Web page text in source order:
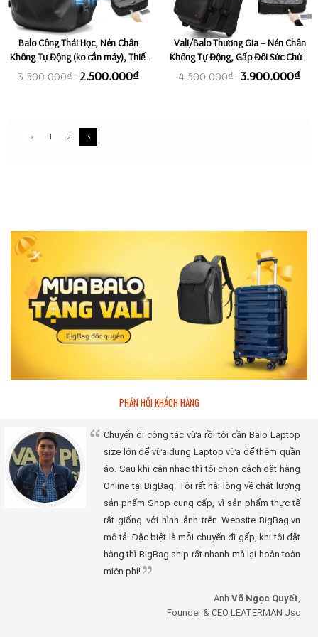
Balo Công Thái Học, Nén Chân
Không Tự Động (ko cần máy), Thiết
Kế Hiện Đại & Sang Trọng, Chống
3.500.000₫ 2.500.000₫
Vali/Balo Thương Gia – Nén Chân
Không Tự Động, Gấp Đôi Sức Chứa,
Chuẩn Kích Thước Xách Tay ROKIN
4.500.000₫ 3.900.000₫
« 1 2 3
PHẢN HỒI KHÁCH HÀNG
Chuyến đi công tác vừa rồi tôi cần Balo Laptop
size lớn để vừa đựng Laptop vừa để thêm quần
áo. Sau khi cân nhắc thì tôi chọn cách đặt hàng
Online tại BigBag. Tôi rất hài lòng về chất lượng
sản phẩm Shop cung cấp, vì sản phẩm thực tế
rất giống với hình ảnh trên Website BigBag.vn
mô tả. Đặc biệt là mỗi chuyến đi gấp, khi tôi đặt
hàng thì BigBag ship rất nhanh mà lại hoàn toàn
miễn phí!
Anh Võ Ngọc Quyết
Founder & CEO LEATERMAN Jsc